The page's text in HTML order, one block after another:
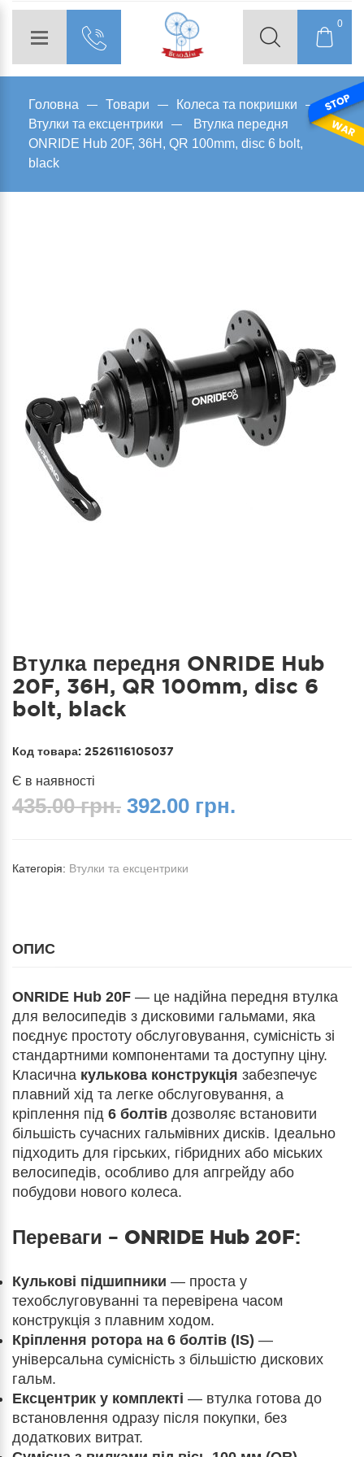
0
Головна Товари
Колеса та покришки
Втулки та ексцентрики
Втулка передня
ONRIDE Hub 20F, 36H, QR 100mm, disc 6 bolt,
black
Втулка передня ONRIDE Hub
20F, 36H, QR 100mm, disc 6
bolt, black
Код товара: 2526116105037
Є в наявності
435.00 грн. 392.00 грн.
Категорія: Втулки та ексцентрики
ОПИС
ONRIDE Hub 20F — це надійна передня втулка
для велосипедів з дисковими гальмами, яка
поєднує простоту обслуговування, сумісність зі
стандартними компонентами та доступну ціну.
Класична кулькова конструкція забезпечує
плавний хід та легке обслуговування, а
кріплення під 6 болтів дозволяє встановити
більшість сучасних гальмівних дисків. Ідеально
підходить для гірських, гібридних або міських
велосипедів, особливо для апгрейду або
побудови нового колеса.
Переваги – ONRIDE Hub 20F:
Кулькові підшипники — проста у
техобслуговуванні та перевірена часом
конструкція з плавним ходом.
Кріплення ротора на 6 болтів (IS) —
універсальна сумісність з більшістю дискових
гальм.
Ексцентрик у комплекті — втулка готова до
встановлення одразу після покупки, без
додаткових витрат.